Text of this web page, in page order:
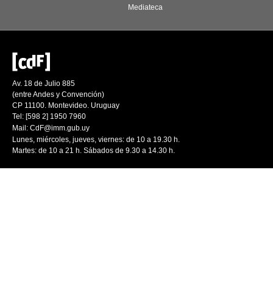
Mediateca
Av. 18 de Julio 885
(entre Andes y Convención)
CP 11100. Montevideo. Uruguay
Tel: [598 2] 1950 7960
Mail: CdF@imm.gub.uy
Lunes, miércoles, jueves, viernes: de 10 a 19.30 h.
Martes: de 10 a 21 h. Sábados de 9.30 a 14.30 h.